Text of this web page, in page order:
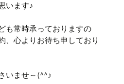
います♪
も常時承っておりますの
、心よりお待ち申しており
いませ～(^^♪